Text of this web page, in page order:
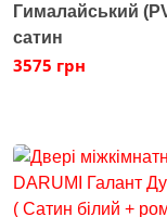
Гималайський
сатин
3575 грн